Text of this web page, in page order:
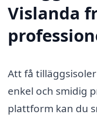
Vislanda
Att få
enkel och smidig
plattform kan du